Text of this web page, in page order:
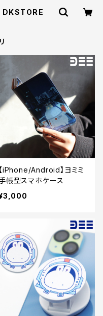
DKSTORE
【iPhone/Android】ヨミミ
帳型スマホケース